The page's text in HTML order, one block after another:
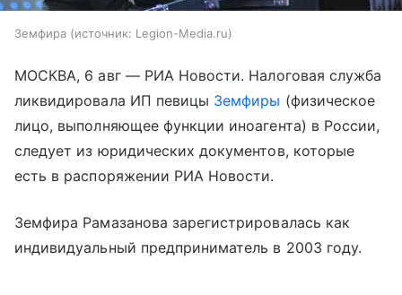
Земфира источник: Legion-Media.ru
МОСКВА, 6 авг — РИА Новости. Налоговая служба
ликвидировала ИП певицы Земфиры (физическое
лицо, выполняющее функции иноагента) в России,
следует из юридических документов, которые
есть в распоряжении РИА Новости.
Земфира Рамазанова зарегистрировалась как
индивидуальный предприниматель в 2003 году.